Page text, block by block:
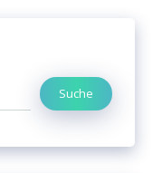
Suche